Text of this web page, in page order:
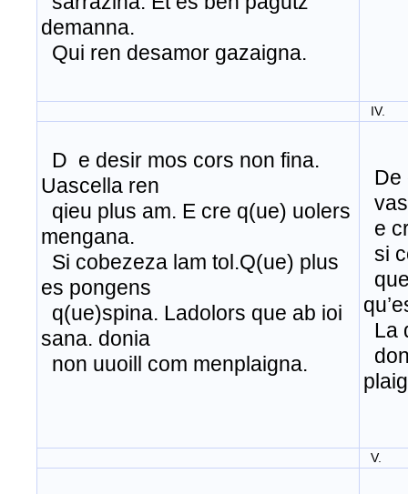
demanna.
Qui ren desamor gazaigna.
IV.
D e desir mos cors non fina.
Uascella ren
qieu plus am. E cre q(ue) uolers
mengana.
Si cobezeza lam tol.Q(ue) plus
es pongens
q(ue)spina. Ladolors que ab ioi
sana. donia
non uuoill com menplaigna.
De
e
si
La
V.